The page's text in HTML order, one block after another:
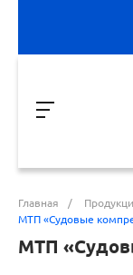
Главная /
МТП «Судовые
МТП